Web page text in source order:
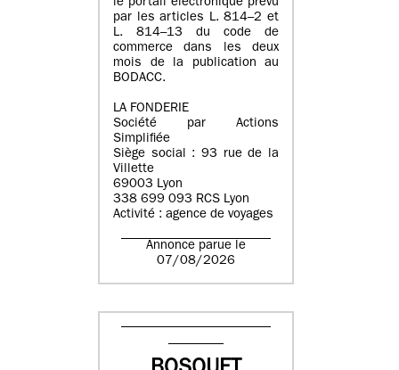
le portail électronique prévu
par les articles L. 814–2 et
L. 814–13 du code de
commerce dans les deux
mois de la publication au
BODACC.
LA FONDERIE
Société par Actions
Simplifiée
Siège social : 93 rue de la
Villette
69003 Lyon
338 699 093 RCS Lyon
Activité : agence de voyages
Annonce parue le
07/08/2026